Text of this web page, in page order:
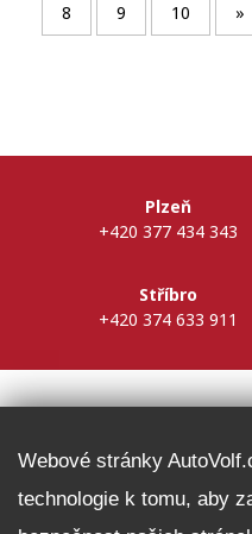
8 9 10 »
Plzeň
+420 377 434 343
Stříbro
+420 374 633 911
Fleet
Webové stránky
technologie k tomu, aby